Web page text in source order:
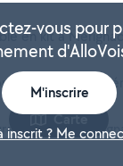
en kit à Mérignac
en kit à
en kit à
Carte
vous pour
M'inscrire
inscrit ? Me